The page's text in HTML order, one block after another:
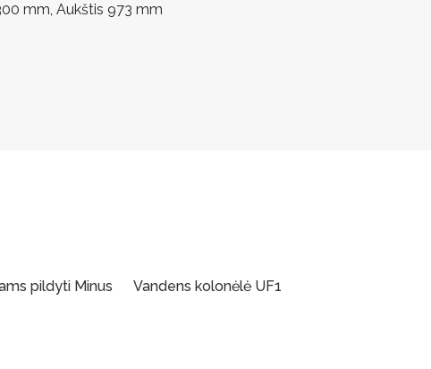
mm, Aukštis 973 mm
pildyti Minus
Vandens kolonėlė UF1